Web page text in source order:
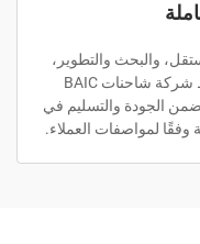
والبحث والتطوير،
والتصنيع، والمبيعات، والتمويل، تحتفظ شركة شاحنات BAIC
الجودة والتسليم في
لمواصفات العملاء.